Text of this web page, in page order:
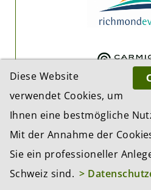
Diese Website
verwendet Cookies, um
Ihnen eine bestmögliche
Mit der Annahme der
Sie ein professioneller
Schweiz sind. >